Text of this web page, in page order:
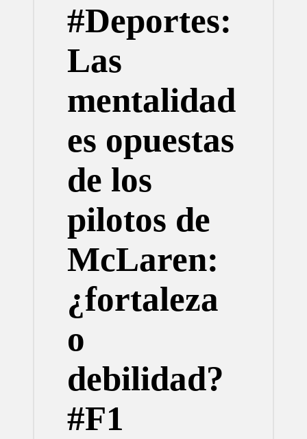
#Deportes:
Las
mentalidad
es opuestas
de los
pilotos de
McLaren:
¿fortaleza
o
debilidad?
#F1